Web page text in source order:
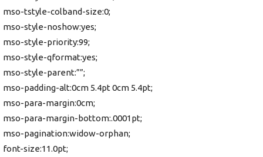
mso-tstyle-colband-size:0;
mso-style-noshow:yes;
mso-style-priority:99;
mso-style-qformat:yes;
mso-style-parent:””;
mso-padding-alt:0cm 5.4pt 0cm 5.4pt;
mso-para-margin:0cm;
mso-para-margin-bottom:.0001pt;
mso-pagination:widow-orphan;
font-size:11.0pt;